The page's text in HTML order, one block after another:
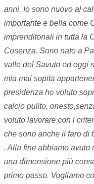
anni. Io sono nuovo al
importante e bella come
imprenditoriali in tutta la
Cosenza. Sono nato a
valle del Savuto ed oggi
mia mai sopita
presidenza ho voluto
calcio pulito,
voluto lavorare con i
che sono anche il faro di
. Alla fine abbiamo avuto
una dimensione più
primo passo. Vogliamo